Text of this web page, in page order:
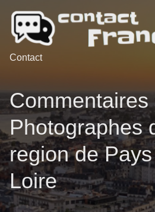
Contact
Commentaires
Photographes
region de
Loire